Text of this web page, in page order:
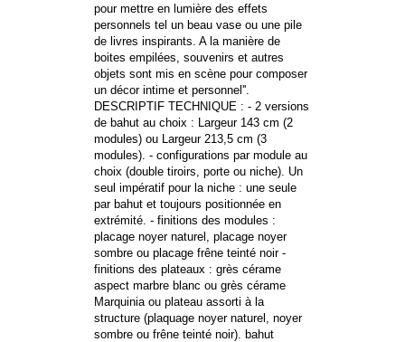
pour mettre en lumière des effets
personnels tel un beau vase ou une pile
de livres inspirants. A la manière de
boites empilées, souvenirs et autres
objets sont mis en scène pour composer
un décor intime et personnel''.
DESCRIPTIF TECHNIQUE : - 2 versions
de bahut au choix : Largeur 143 cm (2
modules) ou Largeur 213,5 cm (3
modules). - configurations par module au
choix (double tiroirs, porte ou niche). Un
seul impératif pour la niche : une seule
par bahut et toujours positionnée en
extrémité. - finitions des modules :
placage noyer naturel, placage noyer
sombre ou placage frêne teinté noir -
finitions des plateaux : grès cérame
aspect marbre blanc ou grès cérame
Marquinia ou plateau assorti à la
structure (plaquage noyer naturel, noyer
sombre ou frêne teinté noir). bahut